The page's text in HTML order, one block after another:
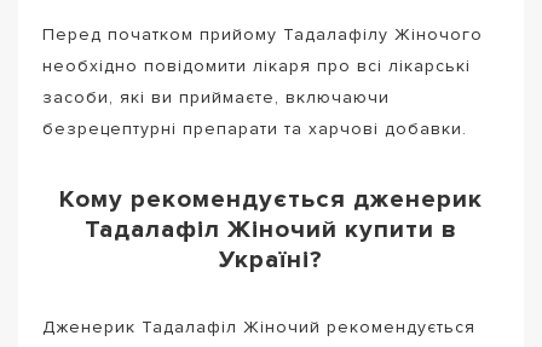
Перед початком прийому Тадалафілу Жіночого
необхідно повідомити лікаря про всі лікарські
засоби, які ви приймаєте, включаючи
безрецептурні препарати та харчові добавки.
Кому рекомендується дженерик
Тадалафіл Жіночий купити в
Україні?
Дженерик Тадалафіл Жіночий рекомендується